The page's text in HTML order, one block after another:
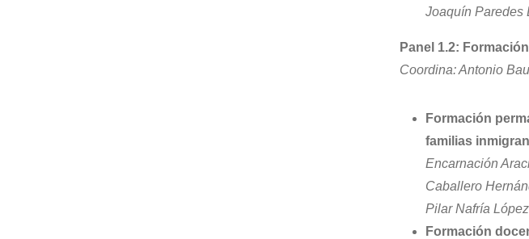
Joaquín Paredes
Panel 1.2:
Coordina: Antonio
Formación
familias
Encarnación
Caballero
Pilar Nafría
Formación